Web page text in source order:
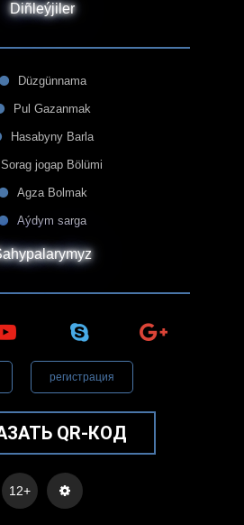
Diñleýjiler
Düzgünnama
Pul Gazanmak
Hasabyny Barla
Sorag jogap Bölümi
Agza Bolmak
Aýdym sarga
регистрация
QR-КОД
12+